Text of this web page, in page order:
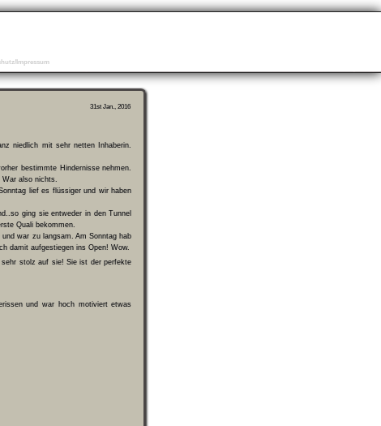
Impressum
31st Jan., 2016
niedlich mit sehr netten Inhaberin.
bestimmte Hindernisse nehmen.
also nichts.
lief es flüssiger und wir haben
ging sie entweder in den Tunnel
Quali bekommen.
war zu langsam. Am Sonntag hab
damit aufgestiegen ins Open! Wow.
sehr stolz auf sie! Sie ist der perfekte
und war hoch motiviert etwas